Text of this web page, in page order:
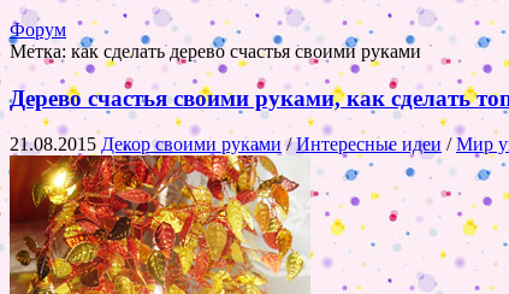
Форум
Метка: как сделать дерево счастья своими руками
Дерево счастья своими руками, как сделать
21.08.2015 Декор своими руками/Интересные идеи /Мир